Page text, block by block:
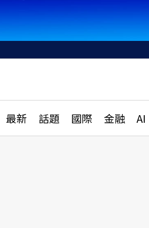
最新 話題 國際 金融 AI
活動
話題
國際